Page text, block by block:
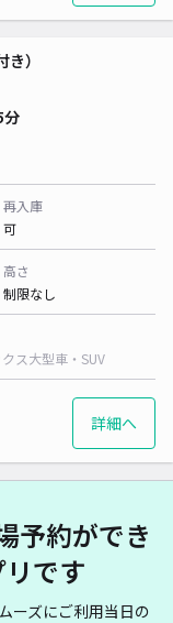
）
分
再入庫
可
高さ
制限なし
ス大型車・SUV
詳細へ
予約ができ
です
ーズにご利用当日の